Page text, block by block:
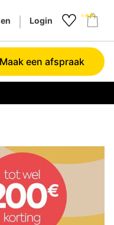
Login
Maak een afspraak